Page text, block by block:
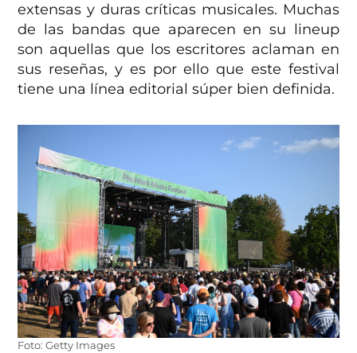
extensas y duras críticas musicales. Muchas
de las bandas que aparecen en su lineup
son aquellas que los escritores aclaman en
sus reseñas, y es por ello que este festival
tiene una línea editorial súper bien definida.
Foto: Getty Images